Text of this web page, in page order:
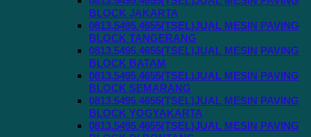
BLOCK JAKARTA
0813.5495.4655(TSEL)JUAL MESIN PAVING
BLOCK TANGERANG
0813.5495.4655(TSEL)JUAL MESIN PAVING
BLOCK BATAM
0813.5495.4655(TSEL)JUAL MESIN PAVING
BLOCK SEMARANG
0813.5495.4655(TSEL)JUAL MESIN PAVING
BLOCK YOGYAKARTA
0813.5495.4655(TSEL)JUAL MESIN PAVING